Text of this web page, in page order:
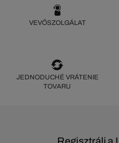
VEVŐSZOLGÁLAT
JEDNODUCHÉ VRÁTENIE
TOVARU